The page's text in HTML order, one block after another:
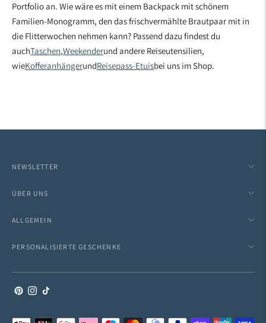
Portfolio an. Wie wäre es mit einem Backpack mit schönem
Familien-Monogramm, den das frischvermählte Brautpaar mit in
die Flitterwochen nehmen kann? Passend dazu findest du
auchTaschen,Weekenderund andere Reiseutensilien,
wieKofferanhängerundReisepass-Etuisbei uns im Shop.
NEWSLETTER
ÜBER UNS
ALLGEMEIN
PERSONALISIERTE GESCHENKE